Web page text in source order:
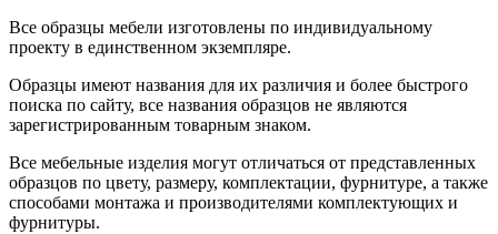
Все образцы мебели изготовлены по индивидуальному
проекту в единственном экземпляре.
Образцы имеют названия для их различия и более быстрого
поиска по сайту, все названия образцов не являются
зарегистрированным товарным знаком.
Все мебельные изделия могут отличаться от представленных
образцов по цвету, размеру, комплектации, фурнитуре, а также
способами монтажа и производителями комплектующих и
фурнитуры.